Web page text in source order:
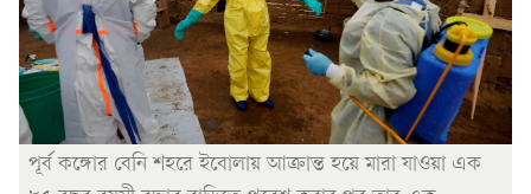
পূর্ব কঙ্গোর বেনি শহরে ইবোলায় আক্রান্ত হয়ে মারা যাওয়া এক